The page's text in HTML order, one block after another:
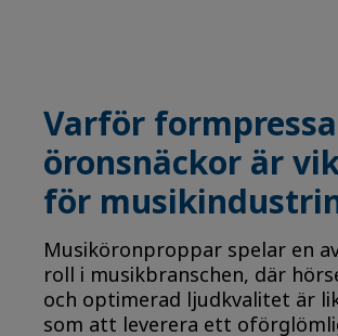
Varför
öronsnäckor är
för
Musiköronproppar spelar en
roll i musikbranschen, där
och optimerad ljudkvalitet är
som att leverera ett